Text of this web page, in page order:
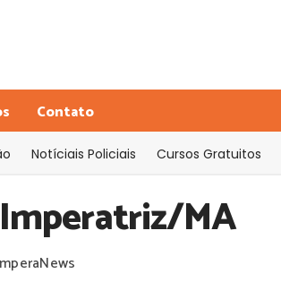
Contato
Notíciais Policiais Cursos Gratuitos
MA